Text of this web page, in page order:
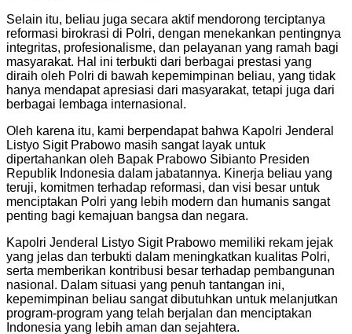
Selain itu, beliau juga secara aktif mendorong terciptanya
reformasi birokrasi di Polri, dengan menekankan pentingnya
integritas, profesionalisme, dan pelayanan yang ramah bagi
masyarakat. Hal ini terbukti dari berbagai prestasi yang
diraih oleh Polri di bawah kepemimpinan beliau, yang tidak
hanya mendapat apresiasi dari masyarakat, tetapi juga dari
berbagai lembaga internasional.
Oleh karena itu, kami berpendapat bahwa Kapolri Jenderal
Listyo Sigit Prabowo masih sangat layak untuk
dipertahankan oleh Bapak Prabowo Sibianto Presiden
Republik Indonesia dalam jabatannya. Kinerja beliau yang
teruji, komitmen terhadap reformasi, dan visi besar untuk
menciptakan Polri yang lebih modern dan humanis sangat
penting bagi kemajuan bangsa dan negara.
Kapolri Jenderal Listyo Sigit Prabowo memiliki rekam jejak
yang jelas dan terbukti dalam meningkatkan kualitas Polri,
serta memberikan kontribusi besar terhadap pembangunan
nasional. Dalam situasi yang penuh tantangan ini,
kepemimpinan beliau sangat dibutuhkan untuk melanjutkan
program-program yang telah berjalan dan menciptakan
Indonesia yang lebih aman dan sejahtera.